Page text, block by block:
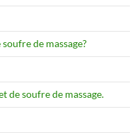
de massage?
de soufre de massage.